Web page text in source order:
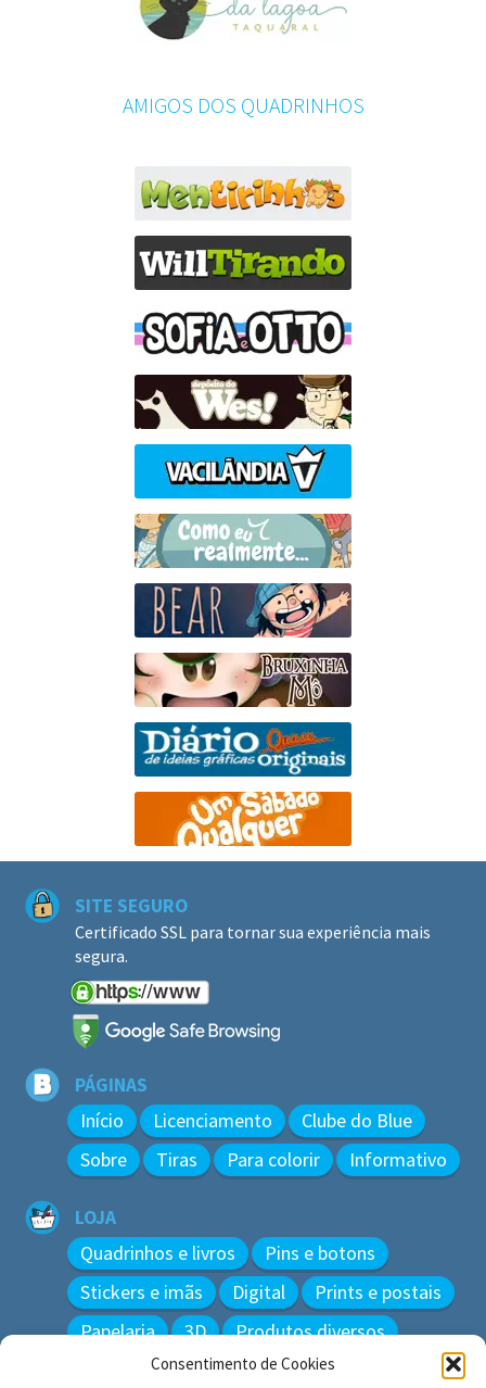
Consentimento de Cookies
AMIGOS DOS QUADRINHOS
SITE SEGURO
Certificado SSL para tornar sua experiência mais
segura.
PÁGINAS
Início Licenciamento
Clube do Blue
Sobre
Tiras Para colorir Informativo
LOJA
Quadrinhos e livros
Pins e botons
Stickers e imãs
Digital
Prints e postais
Papelaria
3D Produtos diversos